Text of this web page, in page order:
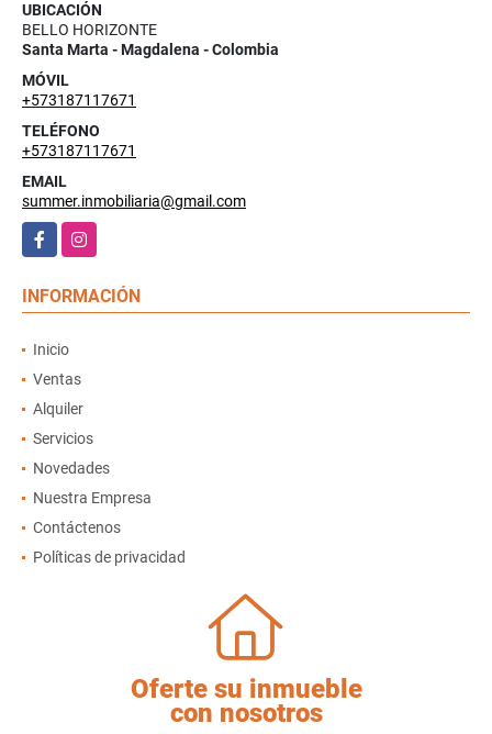
UBICACIÓN
BELLO HORIZONTE
Santa Marta - Magdalena - Colombia
MÓVIL
+573187117671
TELÉFONO
+573187117671
EMAIL
summer.inmobiliaria@gmail.com
FacebookInstagram
INFORMACIÓN
Inicio
Ventas
Alquiler
Servicios
Novedades
Nuestra Empresa
Contáctenos
Políticas de privacidad
Oferte su inmueble
con nosotros